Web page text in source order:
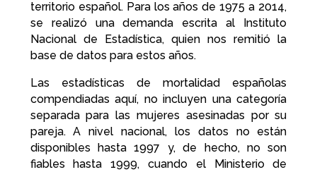
territorio español. Para los años de 1975 a 2014,
se realizó una demanda escrita al Instituto
Nacional de Estadística, quien nos remitió la
base de datos para estos años.
Las estadísticas de mortalidad españolas
compendiadas aquí, no incluyen una categoría
separada para las mujeres asesinadas por su
pareja. A nivel nacional, los datos no están
disponibles hasta 1997 y, de hecho, no son
fiables hasta 1999, cuando el Ministerio de